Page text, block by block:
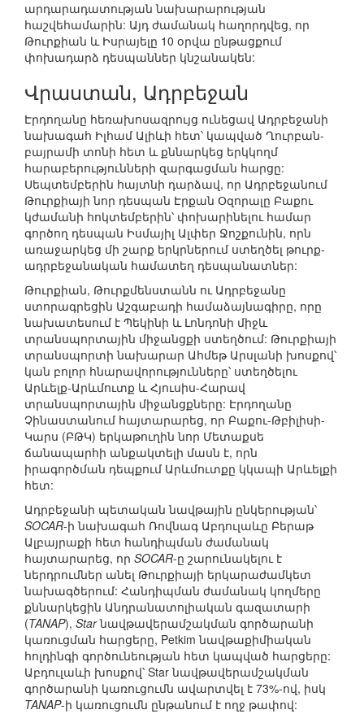
արդարադատության նախարարության
հաշվեհամարին: Այդ ժամանակ հաղորդվեց, որ
Թուրքիան և Իսրայելը 10 օրվա ընթացքում
փոխադարձ դեսպաններ կնշանակեն:
Վրաստան, Ադրբեջան
Էրդողանը հեռախոսազրույց ունեցավ Ադրբեջանի
նախագահ Իլհամ Ալիևի հետ՝ կապված Ղուրբան-
բայրամի տոնի հետ և քննարկեց երկկողմ
հարաբերությունների զարգացման հարցը:
Սեպտեմբերին հայտնի դարձավ, որ Ադրբեջանում
Թուրքիայի նոր դեսպան Էրքան Օզորալը Բաքու
կժամանի հոկտեմբերին՝ փոխարինելու համար
գործող դեսպան Իսմայիլ Ալփեր Ջոշքունին, որն
առաջարկեց մի շարք երկրներում ստեղծել թուրք-
ադրբեջանական համատեղ դեսպանատներ:
Թուրքիան, Թուրքմենստանն ու Ադրբեջանը
ստորագրեցին Աշգաբադի համաձայնագիրը, որը
նախատեսում է Պեկինի և Լոնդոնի միջև
տրանսպորտային միջանցքի ստեղծում: Թուրքիայի
տրանսպորտի նախարար Ահմեթ Արսլանի խոսքով՝
կան բոլոր հնարավորությունները՝ ստեղծելու
Արևելք-Արևմուտք և Հյուսիս-Հարավ
տրանսպորտային միջանցքները: Էրդողանը
Չինաստանում հայտարարեց, որ Բաքու-Թբիլիսի-
Կարս (ԲԹԿ) երկաթուղին նոր Մետաքսե
ճանապարհի անքակտելի մասն է, որն
իրագործման դեպքում Արևմուտքը կկապի Արևելքի
հետ:
Ադրբեջանի պետական նավթային ընկերության՝
SOCAR-ի նախագահ Ռովնագ Աբդուլաևը Բերաթ
Ալբայրաքի հետ հանդիպման ժամանակ
հայտարարեց, որ SOCAR-ը շարունակելու է
ներդրումներ անել Թուրքիայի երկարաժամկետ
նախագծերում: Հանդիպման ժամանակ կողմերը
քննարկեցին Անդրանատոլիական գազատարի
(TANAP), Starնավթավերամշակման գործարանի
կառուցման հարցերը, Petkim նավթաքիմիական
հոլդինգի գործունեության հետ կապված հարցերը:
Աբդուլաևի խոսքով՝ Star նավթավերամշակման
գործարանի կառուցումն ավարտվել է 73%-ով, իսկ
TANAP-ի կառուցումն ընթանում է ողջ թափով: